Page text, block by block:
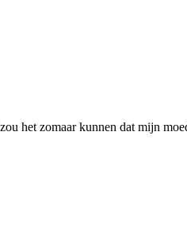
het zomaar kunnen dat mijn